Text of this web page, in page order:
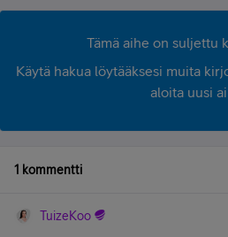
Tämä aihe on suljettu
Käytä hakua löytääksesi muita
aloita uusi
1 kommentti
TuizeKoo